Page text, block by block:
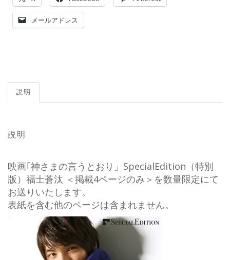
メールアドレス
説明
説明
映画｢神さまの言うとおり」SpecialEdition（特別
版）福士蒼汰 ＜掲載4ページのみ＞を数量限定にて
お送りいたします。
表紙を含む他のページは含まれません。